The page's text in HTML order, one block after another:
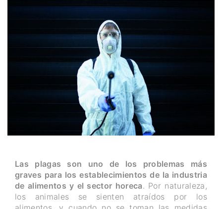
Las plagas son uno de los problemas más
graves para los establecimientos de la industria
de alimentos y el sector horeca. Por naturaleza,
los animales se sienten atraídos por los